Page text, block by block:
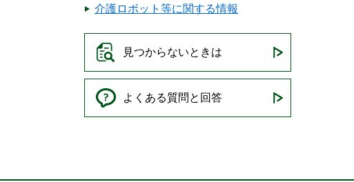
介護ロボット等に関する情報
見つからないときは
よくある質問と回答